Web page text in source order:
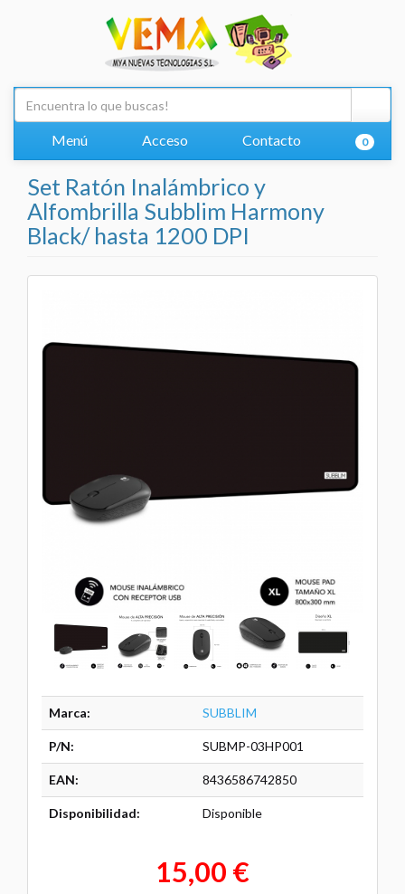
Menú Acceso Contacto 0
Set Ratón Inalámbrico y
Alfombrilla Subblim Harmony
Black/ hasta 1200 DPI
Marca: SUBBLIM
P/N: SUBMP-03HP001
EAN: 8436586742850
Disponibilidad: Disponible
15,00 €